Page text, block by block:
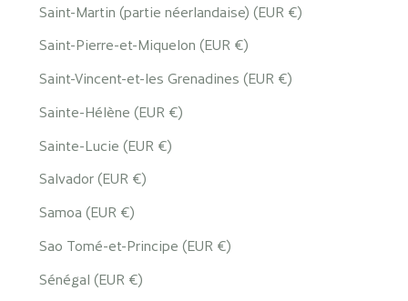
Saint-Martin (partie néerlandaise) (EUR €)
Saint-Pierre-et-Miquelon (EUR €)
Saint-Vincent-et-les Grenadines (EUR €)
Sainte-Hélène (EUR €)
Sainte-Lucie (EUR €)
Salvador (EUR €)
Samoa (EUR €)
Sao Tomé-et-Principe (EUR €)
Sénégal (EUR €)